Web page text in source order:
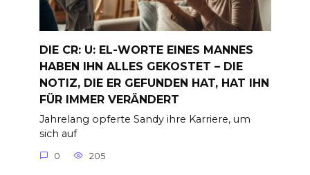
DIE CR: U: EL-WORTE EINES MANNES
HABEN IHN ALLES GEKOSTET – DIE
NOTIZ, DIE ER GEFUNDEN HAT, HAT IHN
FÜR IMMER VERÄNDERT
Jahrelang opferte Sandy ihre Karriere, um
sich auf
0 205